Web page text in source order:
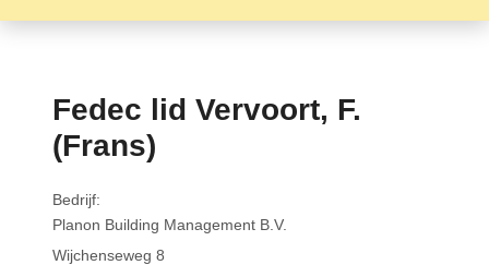
Fedec lid Vervoort, F.
(Frans)
Bedrijf:
Planon Building Management B.V.
Wijchenseweg 8
Nieuws
Zoek